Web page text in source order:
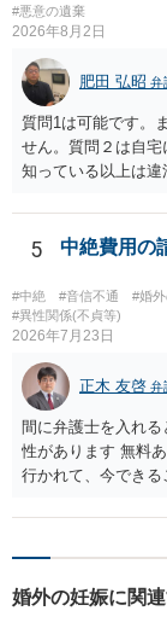
#悪意の遺棄
2026年8月2日
肥田 弘昭 弁
質問1は可能です。
せん。質問２は自
知っている以上は
かと思います。有
に訴訟されても法
することはできませ
データ（ハメ撮り）
るのであれば十分
5 中絶費用の
#中絶 #音信不通 #婚
#異性関係(不貞等)
2026年7月23日
正木 友啓 弁
間に弁護士を入れ
性があります 無料
行かれて、今でき
婚外の妊娠に関